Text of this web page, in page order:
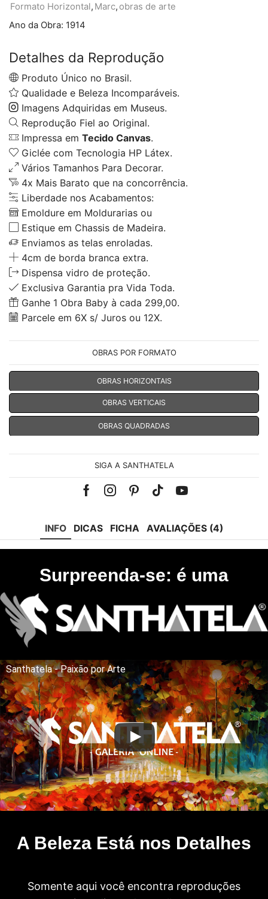
Formato Horizontal, Marc, obras de arte
Ano da Obra: 1914
Detalhes da Reprodução
Produto Único no Brasil.
Qualidade e Beleza Incomparáveis.
Imagens Adquiridas em Museus.
Reprodução Fiel ao Original.
Impressa em Tecido Canvas.
Giclée com Tecnologia HP Látex.
Vários Tamanhos Para Decorar.
4x Mais Barato que na concorrência.
Liberdade nos Acabamentos:
Emoldure em Moldurarias ou
Estique em Chassis de Madeira.
Enviamos as telas enroladas.
4cm de borda branca extra.
Dispensa vidro de proteção.
Exclusiva Garantia pra Vida Toda.
Ganhe 1 Obra Baby à cada 299,00.
Parcele em 6X s/ Juros ou 12X.
OBRAS POR FORMATO
OBRAS HORIZONTAIS
OBRAS VERTICAIS
OBRAS QUADRADAS
SIGA A SANTHATELA
Facebook
Instagram
Pinterest
Tik-Youtube
INFO DICAS FICHA AVALIAÇÕES (4)
Surpreenda-se: é uma
Santhatela - Paixão por Arte
A Beleza Está nos Detalhes
Somente aqui você encontra reproduções